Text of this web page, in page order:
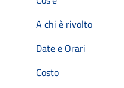
A chi è rivolto
Date e Orari
Costo